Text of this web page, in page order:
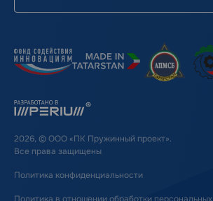
2026, © ООО «ПК Пружинный проект».
Все права защищены
Политика конфиденциальности